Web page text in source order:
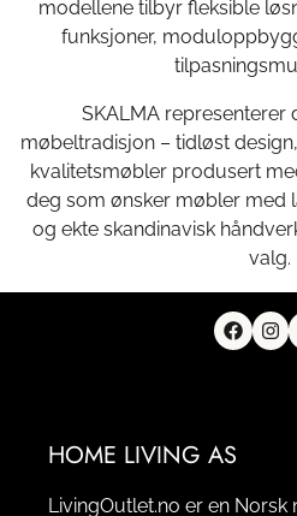
modellene tilbyr fleksible
funksjoner,
SKALMA representerer
møbeltradisjon – tidløst
kvalitetsmøbler produsert
deg som ønsker møbler med
og ekte skandinavisk
valg.
HOME LIVING AS
LivingOutlet.no er en Norsk